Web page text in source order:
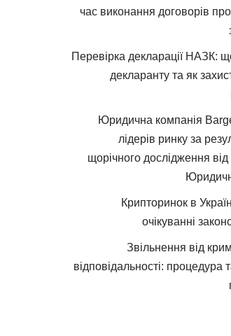
час виконання договорів про
Перевірка декларації НАЗК:
декларанту та як
Юридична компанія
лідерів ринку за
щорічного дослідження
Крипторинок в
очікуванні
Звільнення від
відповідальності: процедура